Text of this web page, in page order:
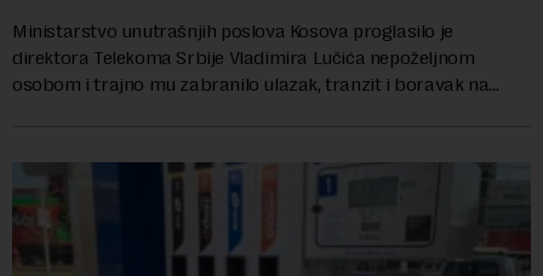
Ministarstvo unutrašnjih poslova Kosova proglasilo je
direktora Telekoma Srbije Vladimira Lučića nepoželjnom
osobom i trajno mu zabranilo ulazak, tranzit i boravak na